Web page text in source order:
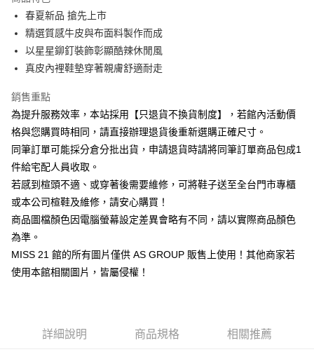
合作金庫商業銀行
華南商業銀行
上海商業儲蓄銀行
國泰世華商業銀行
臺灣中小企業銀行
聯邦商業銀行
元大商業銀行
永豐商業銀行
台新國際商業銀行
中國信託商業銀行
台灣樂天信用卡公司
6 期 0 利率 每期
華南商業銀行
上海商業儲蓄銀行
國泰世華商業銀行
匯豐（台灣）商業銀行
聯邦商業銀行
遠東國際商業銀行
元大商業銀行
永豐商業銀行
玉山商業銀行
星展（台灣）商業銀行
台新國際商業銀行
台灣樂天信用卡公司
12 期 0 利率 每期
合作金庫商業銀行
上海商業儲蓄銀行
國泰世華商業銀行
臺灣中小企業銀行
匯豐（台灣）商業銀行
華泰商業銀行
聯邦商業銀行
遠東國際商業銀行
元大商業銀行
永豐商業銀行
玉山商業銀行
台新國際商業銀行
中國信託商業銀行
LINE Pay
Apple Pay
街口支付
悠遊付
Google Pay
ATM付款
運送方式
宅配
免運費
國家/地區配送 查看運費
春夏新品 搶先上市
精選質感牛皮與布面料製作而成
以星星鉚釘裝飾彰顯酷辣休閒風
真皮內裡鞋墊穿著親膚舒適耐走
銷售重點
為提升服務效率，本站採用【只退貨不換貨制度】，若館內活動價
格與您購買時相同，請直接辦理退貨後重新選購正確尺寸。
同筆訂單可能採分倉分批出貨，申請退貨時請將同筆訂單商品包成1
件給宅配人員收取。
若感到楦頭不適、或穿著後需要維修，可將鞋子送至全台門市專櫃
或本公司楦鞋及維修，請安心購買！
商品圖檔顏色因電腦螢幕設定差異會略有不同，請以實際商品顏色
為準。
MISS 21 館的所有圖片僅供 AS GROUP 販售上使用！其他商家若
使用本館相關圖片，皆屬侵權！
詳細說明 商品規格 相關推薦